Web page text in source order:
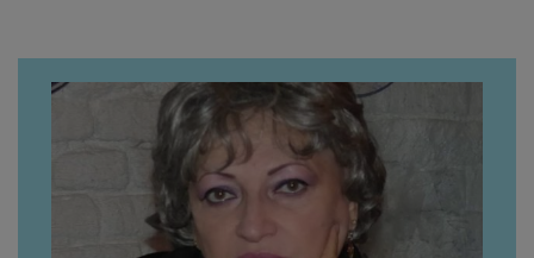
Dr. Monica Pop, noi acuzații după AVC: "Am
făcut un accident vascular în urma unei
agresiuni verbale la locul de muncă. Mi-a fost
pusă viața în pericol"